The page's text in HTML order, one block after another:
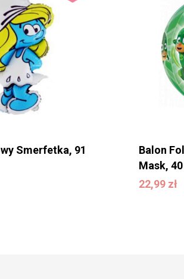
Smerfetka, 91
Balon
Mask,
22,99 zł
22,99zł